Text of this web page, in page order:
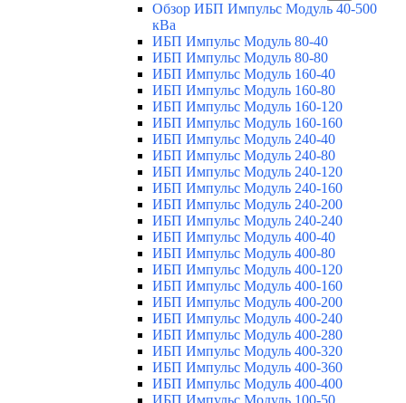
Обзор ИБП Импульс Модуль 40-500
кВа
ИБП Импульс Модуль 80-40
ИБП Импульс Модуль 80-80
ИБП Импульс Модуль 160-40
ИБП Импульс Модуль 160-80
ИБП Импульс Модуль 160-120
ИБП Импульс Модуль 160-160
ИБП Импульс Модуль 240-40
ИБП Импульс Модуль 240-80
ИБП Импульс Модуль 240-120
ИБП Импульс Модуль 240-160
ИБП Импульс Модуль 240-200
ИБП Импульс Модуль 240-240
ИБП Импульс Модуль 400-40
ИБП Импульс Модуль 400-80
ИБП Импульс Модуль 400-120
ИБП Импульс Модуль 400-160
ИБП Импульс Модуль 400-200
ИБП Импульс Модуль 400-240
ИБП Импульс Модуль 400-280
ИБП Импульс Модуль 400-320
ИБП Импульс Модуль 400-360
ИБП Импульс Модуль 400-400